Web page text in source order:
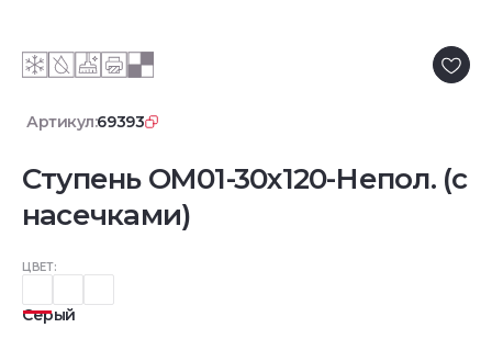
Артикул:69393
Ступень OM01-30x120-Непол. (с
насечками)
ЦВЕТ:
Серый